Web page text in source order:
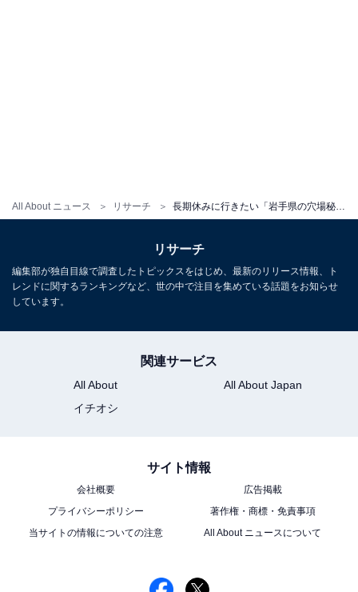
All About ニュース リサーチ
1 2
リサーチ
編集部が独自目線で調査したトピックスをはじめ、最新のリリース情報、ト
レンドに関するランキングなど、世の中で注目を集めている話題をお知らせ
しています。
関連サービス
All About
All About Japan
イチオシ
サイト情報
会社概要
広告掲載
プライバシーポリシー
著作権・商標・免責事項
当サイトの情報についての注意
All About ニュースについて